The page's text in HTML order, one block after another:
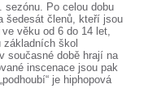
sezónu. Po celou dobu
šedesát členů, kteří jsou
věku od 6 do 14 let,
škol
současné době hrají na
inscenace jsou pak
je hiphopová